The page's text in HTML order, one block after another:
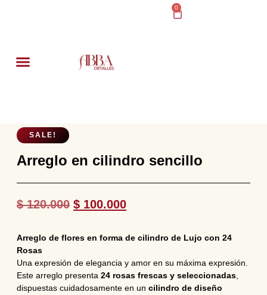
0
SALE!
Arreglo en cilindro sencillo
$120.000 $ 100.000
Arreglo de flores en forma de cilindro de Lujo con 24
Rosas
Una expresión de elegancia y amor en su máxima expresión.
Este arreglo presenta 24 rosas frescas y seleccionadas
dispuestas cuidadosamente en un cilindro de diseño